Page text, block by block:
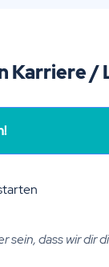
Karriere /
dass wir dir